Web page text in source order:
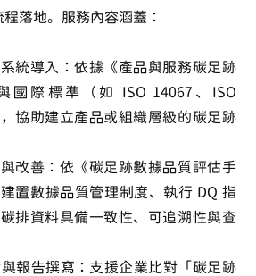
落地。服務內容涵蓋：
統導入 ：依據《產品與服務碳足跡
國際標準（如 ISO 14067、ISO
協助建立產品或組織層級的碳足跡
改善 ：依《碳足跡數據品質評估手
置數據品質管理制度、執行 DQ 指
排資料具備一致性、可追溯性與查
報告撰寫 ：支援企業比對「碳足跡